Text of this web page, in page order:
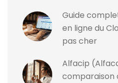
Guide
en ligne du
pas cher
Alfacip
comparaison